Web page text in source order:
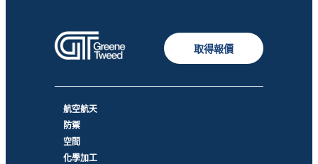
取得報價
航空航天
防禦
空間
化學加工